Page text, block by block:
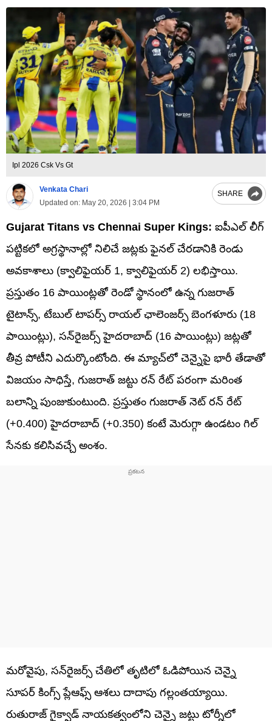
Ipl 2026 Csk Vs Gt
Venkata Chari
Updated on: May 20, 2026 | 3:04 PM
SHARE
Gujarat Titans vs Chennai Super Kings: ఐపీఎల్ లీగ్
పట్టికలో అగ్రస్థానాల్లో నిలిచే జట్లకు ఫైనల్ చేరడానికి రెండు
అవకాశాలు (క్వాలిఫైయర్ 1, క్వాలిఫైయర్ 2) లభిస్తాయి.
ప్రస్తుతం 16 పాయింట్లతో రెండో స్థానంలో ఉన్న గుజరాత్
టైటాన్స్, టేబుల్ టాపర్స్ రాయల్ ఛాలెంజర్స్ బెంగళూరు (18
పాయింట్లు), సన్‌రైజర్స్ హైదరాబాద్ (16 పాయింట్లు) జట్లతో
తీవ్ర పోటీని ఎదుర్కొంటోంది. ఈ మ్యాచ్‌లో చెన్నైపై భారీ తేడాతో
విజయం సాధిస్తే, గుజరాత్ జట్టు రన్ రేట్ పరంగా మరింత
బలాన్ని పుంజుకుంటుంది. ప్రస్తుతం గుజరాత్ నెట్ రన్ రేట్
(+0.400) హైదరాబాద్ (+0.350) కంటే మెరుగ్గా ఉండటం గిల్
సేనకు కలిసివచ్చే అంశం.
మరోవైపు, సన్‌రైజర్స్ చేతిలో తృటిలో ఓడిపోయిన చెన్నై
సూపర్ కింగ్స్ ప్లేఆఫ్స్ ఆశలు దాదాపు గల్లంతయ్యాయి.
రుతురాజ్ గైక్వాడ్ నాయకత్వంలోని చెన్నై జట్టు టోర్నీలో